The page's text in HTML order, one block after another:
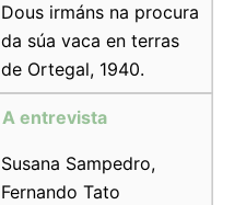
Dous irmáns na procura
da súa vaca en terras
de Ortegal, 1940.
A entrevista
Susana Sampedro,
Fernando Tato